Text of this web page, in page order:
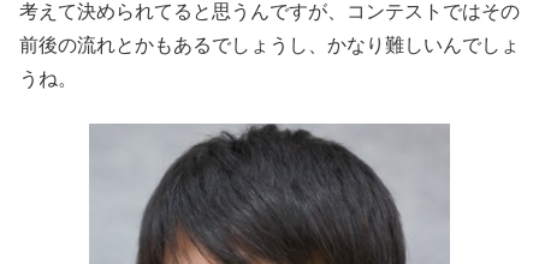
考えて決められてると思うんですが、コンテストではその
前後の流れとかもあるでしょうし、かなり難しいんでしょ
うね。